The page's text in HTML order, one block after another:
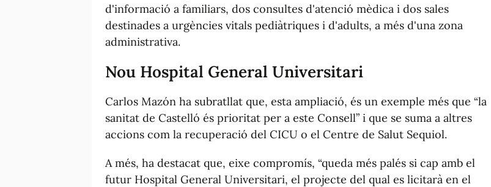
d'informació a familiars, dos consultes d'atenció mèdica i dos sales
destinades a urgències vitals pediàtriques i d'adults, a més d'una zona
administrativa.
Nou Hospital General Universitari
Carlos Mazón ha subratllat que, esta ampliació, és un exemple més que “la
sanitat de Castelló és prioritat per a este Consell” i que se suma a altres
accions com la recuperació del CICU o el Centre de Salut Sequiol.
A més, ha destacat que, eixe compromís, “queda més palés si cap amb el
futur Hospital General Universitari, el projecte del qual es licitarà en el